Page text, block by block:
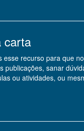
carta
esse recurso para que
publicações, sanar
ou atividades, ou